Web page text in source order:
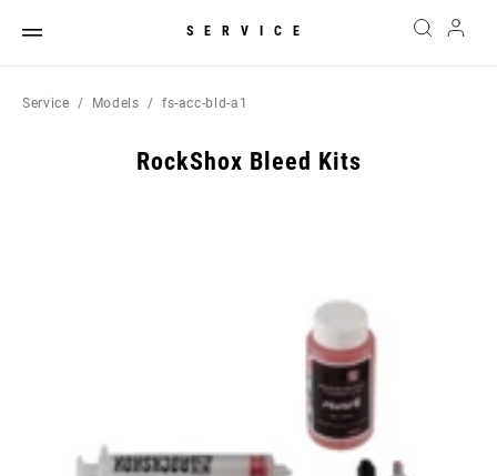
SERVICE
Service Models fs-acc-bld-a1
RockShox Bleed Kits